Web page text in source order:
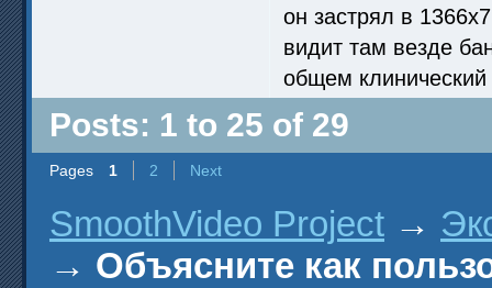
он застрял в
видит там везде
общем клинический
Posts: 1 to 25 of 29
Pages 1 2 Next
SmoothVideo Project →
→ Объясните как